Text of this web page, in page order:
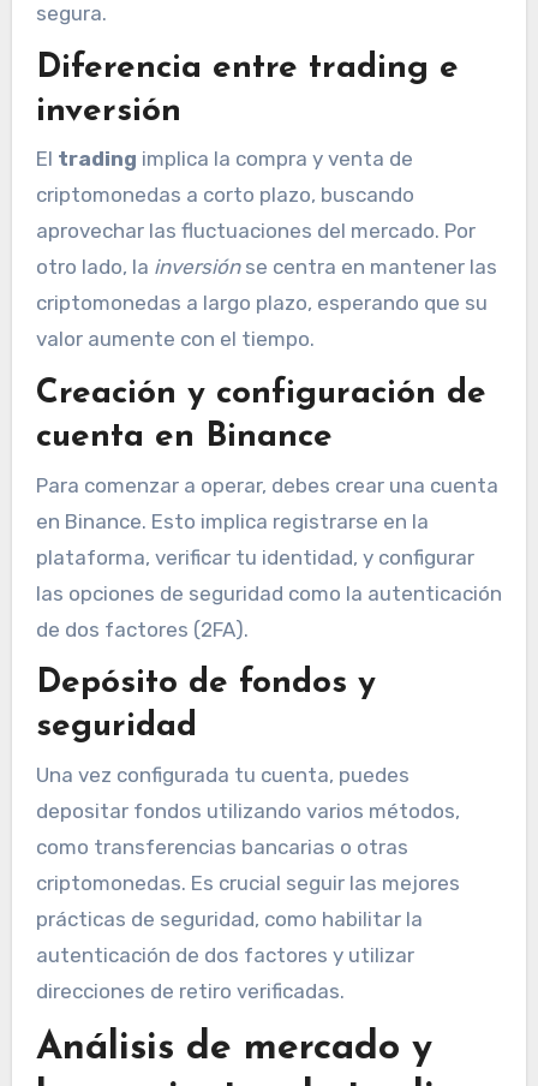
segura.
Diferencia entre trading e
inversión
El trading implica la compra y venta de
criptomonedas a corto plazo, buscando
aprovechar las fluctuaciones del mercado. Por
otro lado, la inversiónse centra en mantener las
criptomonedas a largo plazo, esperando que su
valor aumente con el tiempo.
Creación y configuración de
cuenta en Binance
Para comenzar a operar, debes crear una cuenta
en Binance. Esto implica registrarse en la
plataforma, verificar tu identidad, y configurar
las opciones de seguridad como la autenticación
de dos factores (2FA).
Depósito de fondos y
seguridad
Una vez configurada tu cuenta, puedes
depositar fondos utilizando varios métodos,
como transferencias bancarias o otras
criptomonedas. Es crucial seguir las mejores
prácticas de seguridad, como habilitar la
autenticación de dos factores y utilizar
direcciones de retiro verificadas.
Análisis de mercado y